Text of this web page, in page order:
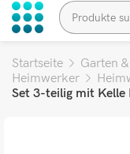
Startseite
Garten &
Heimwerker
Set 3-teilig mit Kelle